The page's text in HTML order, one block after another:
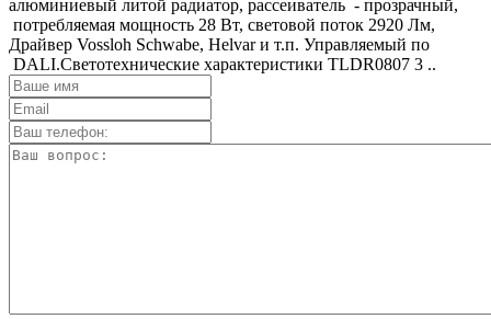
алюминиевый литой радиатор, рассеиватель - прозрачный,
потребляемая мощность 28 Вт, световой поток 2920 Лм,
Драйвер Vossloh Schwabe, Helvar и т.п. Управляемый по
DALI.Светотехнические характеристики TLDR0807 3 ..